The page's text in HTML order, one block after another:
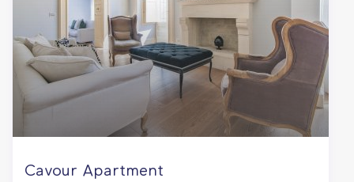
Cavour Apartment